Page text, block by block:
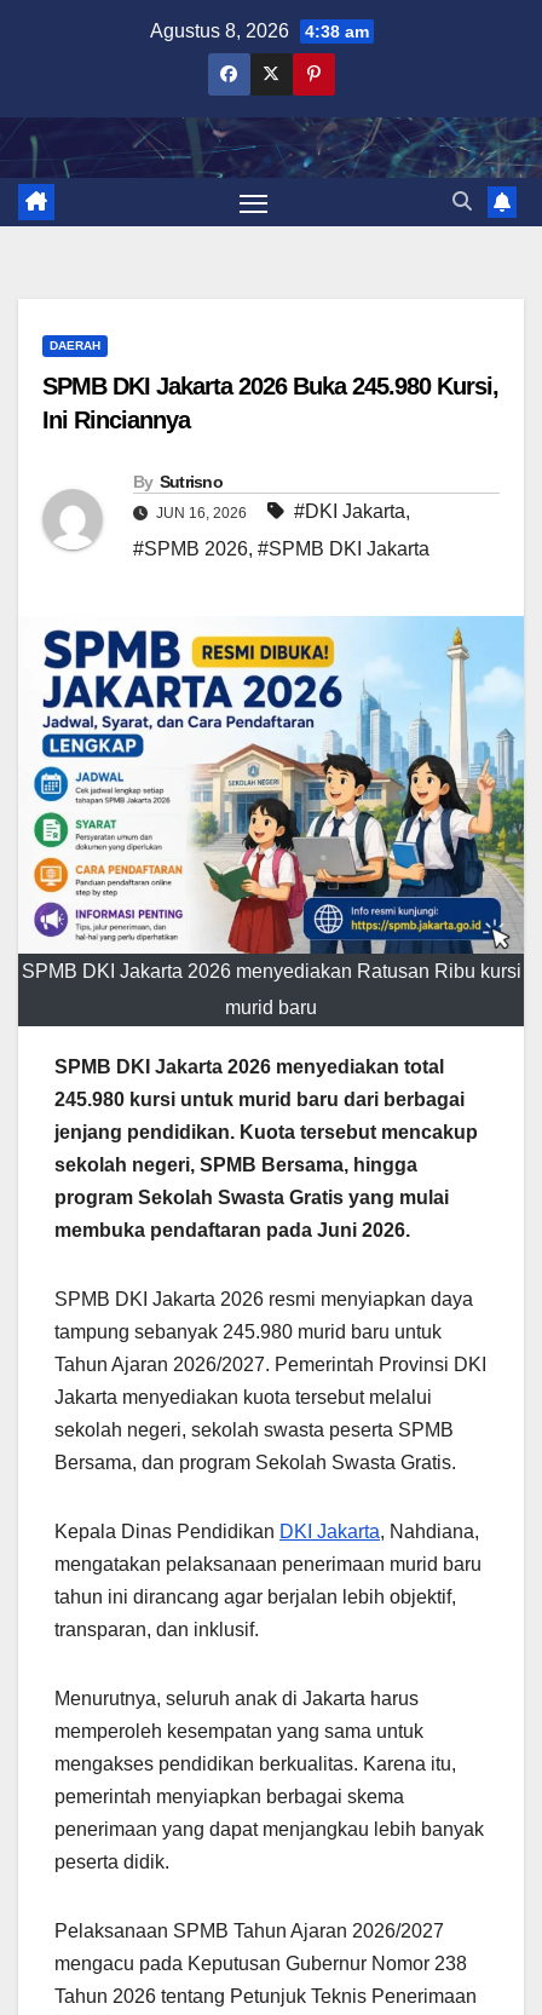
Agustus 8, 2026 4:38 am
DAERAH
SPMB DKI Jakarta 2026 Buka 245.980 Kursi,
Ini Rinciannya
By Sutrisno
JUN 16, 2026 #DKI Jakarta,
#SPMB 2026, #SPMB DKI Jakarta
SPMB DKI Jakarta 2026 menyediakan Ratusan Ribu kursi
murid baru
SPMB DKI Jakarta 2026 menyediakan total
245.980 kursi untuk murid baru dari berbagai
jenjang pendidikan. Kuota tersebut mencakup
sekolah negeri, SPMB Bersama, hingga
program Sekolah Swasta Gratis yang mulai
membuka pendaftaran pada Juni 2026.
SPMB DKI Jakarta 2026 resmi menyiapkan daya
tampung sebanyak 245.980 murid baru untuk
Tahun Ajaran 2026/2027. Pemerintah Provinsi DKI
Jakarta menyediakan kuota tersebut melalui
sekolah negeri, sekolah swasta peserta SPMB
Bersama, dan program Sekolah Swasta Gratis.
Kepala Dinas Pendidikan DKI Jakarta, Nahdiana,
mengatakan pelaksanaan penerimaan murid baru
tahun ini dirancang agar berjalan lebih objektif,
transparan, dan inklusif.
Menurutnya, seluruh anak di Jakarta harus
memperoleh kesempatan yang sama untuk
mengakses pendidikan berkualitas. Karena itu,
pemerintah menyiapkan berbagai skema
penerimaan yang dapat menjangkau lebih banyak
peserta didik.
Pelaksanaan SPMB Tahun Ajaran 2026/2027
mengacu pada Keputusan Gubernur Nomor 238
Tahun 2026 tentang Petunjuk Teknis Penerimaan